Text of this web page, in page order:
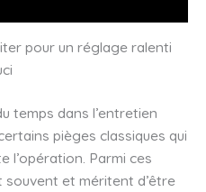
pour un réglage ralenti
temps dans l’entretien
pièges classiques qui
l’opération. Parmi ces
souvent et méritent d’être